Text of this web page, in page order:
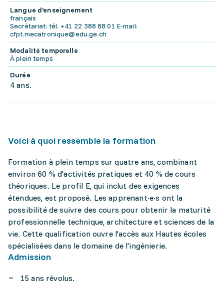
Langue d'enseignement
français
Secrétariat: tél. +41 22 388 88 01 E-mail:
cfpt.mecatronique@edu.ge.ch
Modalité temporelle
À plein temps
Durée
4 ans.
Voici à quoi ressemble la formation
Formation à plein temps sur quatre ans, combinant
environ 60 % d'activités pratiques et 40 % de cours
théoriques. Le profil E, qui inclut des exigences
étendues, est proposé. Les apprenant·e·s ont la
possibilité de suivre des cours pour obtenir la maturité
professionnelle technique, architecture et sciences de la
vie. Cette qualification ouvre l'accès aux Hautes écoles
spécialisées dans le domaine de l'ingénierie.
Admission
15 ans révolus.